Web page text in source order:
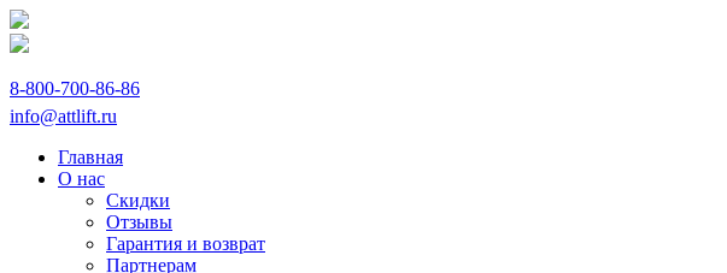
8-800-700-86-86
info@attlift.ru
Главная
О нас
Скидки
Отзывы
Гарантия и возврат
Партнерам